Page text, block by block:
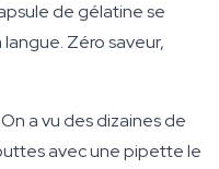
de gélatine se
Zéro saveur,
a vu des dizaines de
avec une pipette le